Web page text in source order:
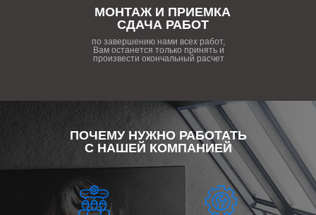
МОНТАЖ И ПРИЕМКА
СДАЧА РАБОТ
по завершению нами всех работ,
Вам останется только принять и
произвести окончальный расчет
ПОЧЕМУ НУЖНО РАБОТАТЬ
С НАШЕЙ КОМПАНИЕЙ